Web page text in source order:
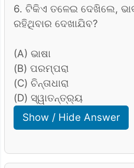
6. ଟିକିଏ ତଳେଇ ଦେଖିଲେ,
ରହିଥିବାର ଦେଖାଯିବ?
(A) ଭାଷା
(B) ପରମ୍ପରା
(C) ଚିନ୍ତାଧାରା
(D) ସ୍ୱାତନ୍ତ୍ର୍ୟ
Show / Hide Answer